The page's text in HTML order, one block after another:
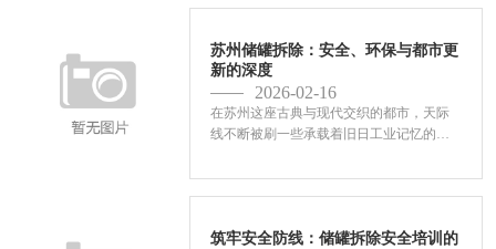
地拆除这些庞然大物成为摆在众多企业面
苏州储罐拆除：安全、环保与都市更
新的深度
2026-02-16
在苏州这座古典与现代交织的都市，天际
线不断被刷一些承载着旧日工业记忆的设
储罐，从原料罐到燃油储罐，曾是经济脉
搏的有力跳动点但是，伴随产业升级、环
筑牢安全防线：储罐拆除安全培训的